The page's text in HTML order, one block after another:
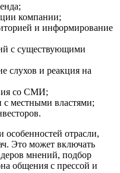
компании;
и информирование
с существующими
слухов и реакция на
со СМИ;
местными властями;
отрасли,
Это может включать
мнений, подбор
общения с прессой и